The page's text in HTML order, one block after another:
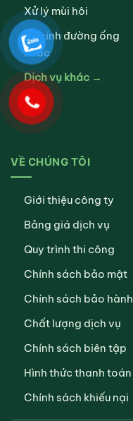
Xử lý mùi hôi
Vệ sinh đường ống
nước
Dịch vụ khác →
VỀ CHÚNG TÔI
Giới thiệu công ty
Bảng giá dịch vụ
Quy trình thi công
Chính sách bảo mật
Chính sách bảo hành
Chất lượng dịch vụ
Chính sách biên tập
Hình thức thanh toán
Chính sách khiếu nại